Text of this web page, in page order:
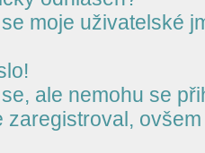
moje uživatelské
ale nemohu se
zaregistroval,